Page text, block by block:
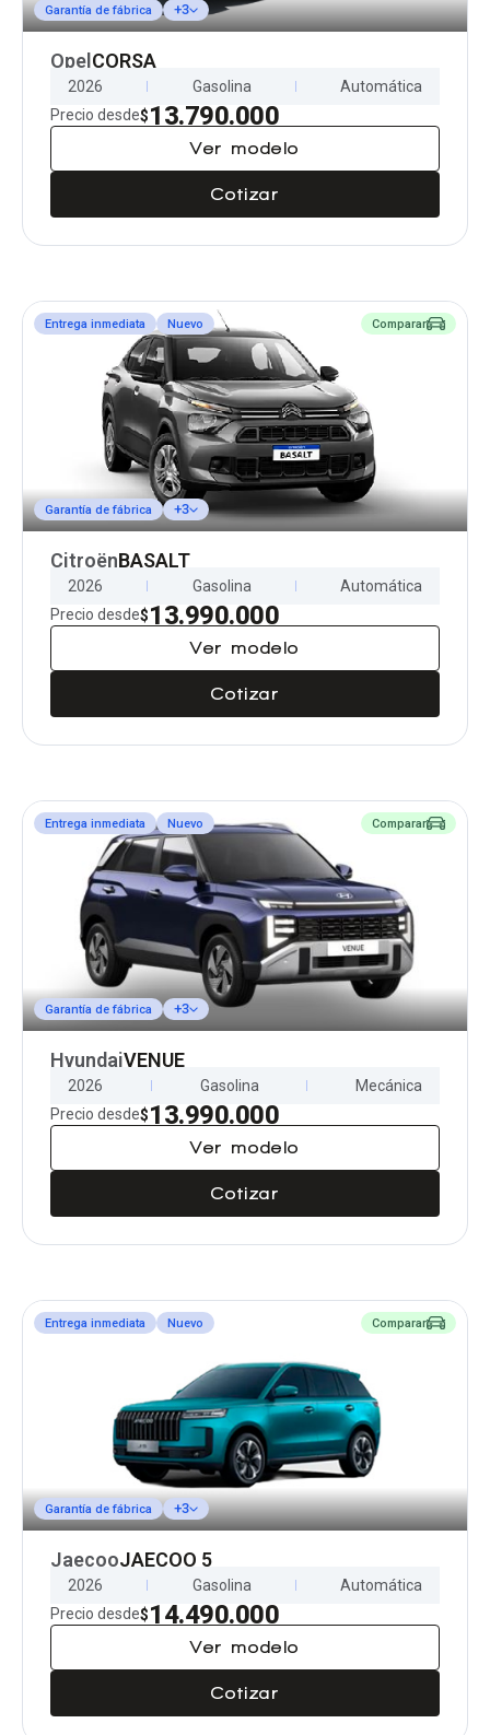
Garantía de fábrica +3
Opel CORSA
2026 Gasolina
Automática
Precio desde$13.790.000
Ver modelo
Cotizar
Entrega inmediata Nuevo Comparar
Garantía de fábrica +3
CitroënBASALT
2026 Gasolina
Automática
Precio desde$13.990.000
Ver modelo
Cotizar
Entrega inmediata Nuevo Comparar
Garantía de fábrica +3
HyundaiVENUE
2026 Gasolina
Mecánica
Precio desde$13.990.000
Ver modelo
Cotizar
Entrega inmediata Nuevo Comparar
Garantía de fábrica +3
JaecooJAECOO 5
2026 Gasolina
Automática
Precio desde$14.490.000
Ver modelo
Cotizar